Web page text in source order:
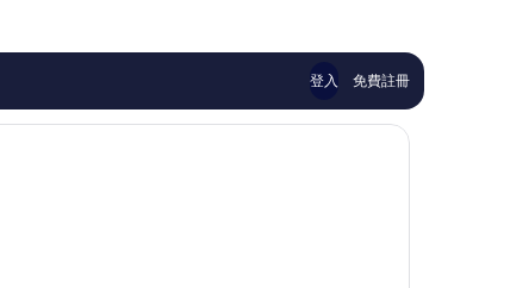
評
論
登入 免費註冊